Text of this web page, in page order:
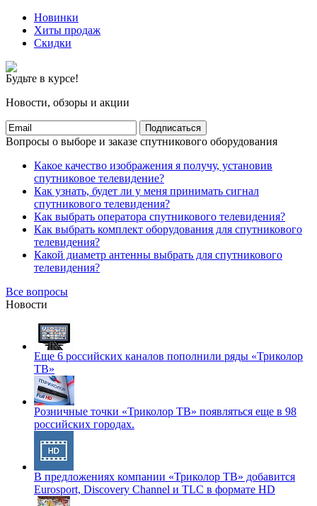
Новинки
Хиты продаж
Скидки
Будьте в курсе!
Новости, обзоры и акции
Подписаться
Вопросы о выборе и заказе спутникового оборудования
Какое качество изображения я получу, установив
спутниковое телевидение?
Как узнать, будет ли у меня принимать сигнал
спутникового телевидения?
Как выбрать оператора спутникового телевидения?
Как выбрать комплект оборудования для спутникового
телевидения?
Какой диаметр антенны выбрать для спутникового
телевидения?
Все вопросы
Новости
Еще 6 российских каналов пополнили ряды «Триколор
ТВ»
Розничные точки «Триколор ТВ» появляться еще в 98
российских городах.
В предложениях компании «Триколор ТВ» добавится
Eurosport, Discovery Channel и TLC в формате HD